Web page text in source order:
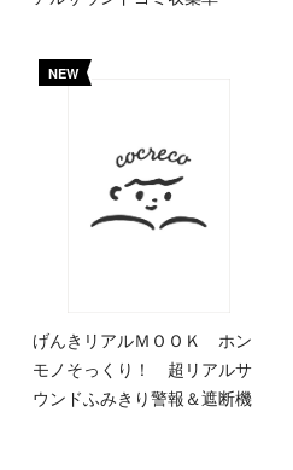
NEW
げんきリアルＭＯＯＫ ホン
モノそっくり！ 超リアルサ
ウンドふみきり警報＆遮断機